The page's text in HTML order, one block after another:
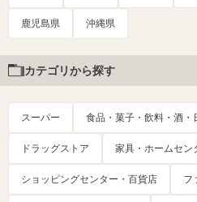
鹿児島県 沖縄県
カテゴリから探す
スーパー 食品・菓子・飲料・酒・
ドラッグストア 家具・ホームセン
ショッピングセンター・百貨店 フ